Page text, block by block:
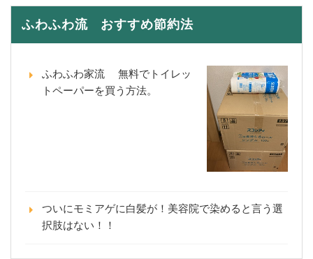
ふわふわ流 おすすめ節約法
ふわふわ家流 無料でトイレッ
トペーパーを買う方法。
ついにモミアゲに白髪が！美容院で染めると言う選
択肢はない！！